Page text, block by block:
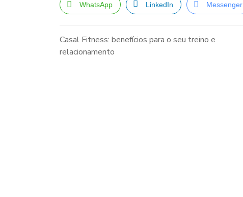
WhatsApp LinkedIn Messenger
Navegação
Casal Fitness: benefícios para o seu treino e
relacionamento